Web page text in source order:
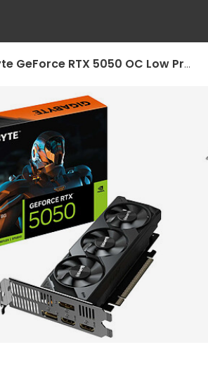
Gigabyte GeForce RTX 5050 OC Low Profile 8G